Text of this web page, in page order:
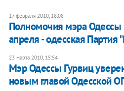
17 февраля 2010, 18:08
Полномочия мэра Одессы
апреля - одесская Партия
23 марта 2010, 15:54
Мэр Одессы Гурвиц
новым главой Одесской